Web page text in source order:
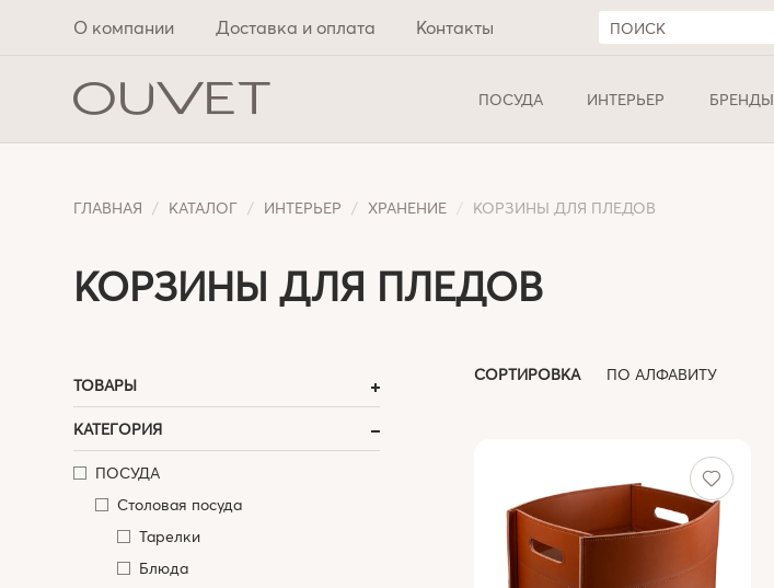
О компании Доставка и оплата Контакты
ПОСУДА ИНТЕРЬЕР БРЕНДЫ
ГЛАВНАЯ КАТАЛОГ ИНТЕРЬЕР ХРАНЕНИЕ КОРЗИНЫ ДЛЯ ПЛЕДОВ
КОРЗИНЫ ДЛЯ ПЛЕДОВ
ТОВАРЫ
КАТЕГОРИЯ
ПОСУДА
Cтоловая посуда
Тарелки
Блюда
СОРТИРОВКА ПО АЛФАВИТУ